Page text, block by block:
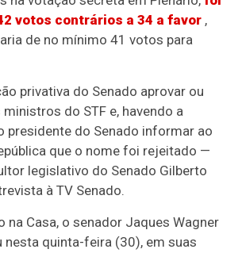
votos contrários a 34 a favor ,
de no mínimo 41 votos para
privativa do Senado aprovar ou
do STF e, havendo a
presidente do Senado informar ao
que o nome foi rejeitado —
legislativo do Senado Gilberto
à TV Senado.
na Casa, o senador Jaques Wagner
nesta quinta-feira (30), em suas